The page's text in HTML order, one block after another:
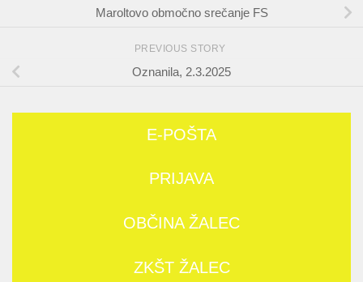
Maroltovo območno srečanje FS
PREVIOUS STORY
Oznanila, 2.3.2025
E-POŠTA
PRIJAVA
OBČINA ŽALEC
ZKŠT ŽALEC